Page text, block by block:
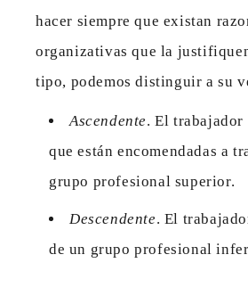
hacer siempre que existan
organizativas que la
tipo, podemos distinguir a su
Ascendente. El
que están encomendadas a
grupo profesional superior.
Descendente. El
de un grupo profesional